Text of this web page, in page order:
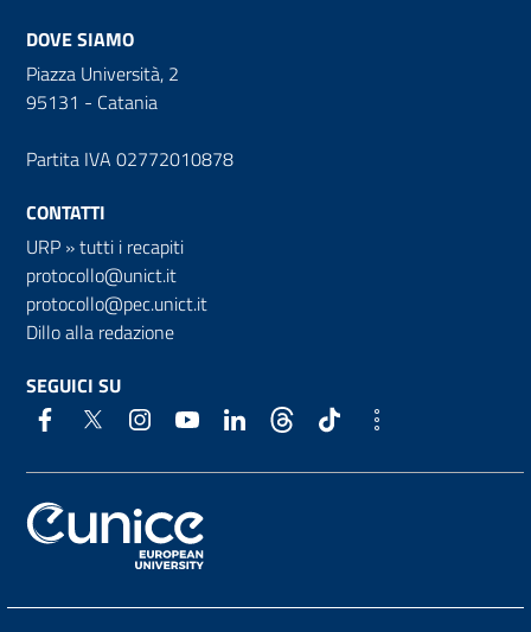
DOVE SIAMO
Piazza Università, 2
95131 - Catania
Partita IVA 02772010878
CONTATTI
URP »tutti i recapiti
protocollo@unict.it
protocollo@pec.unict.it
Dillo alla redazione
SEGUICI SU